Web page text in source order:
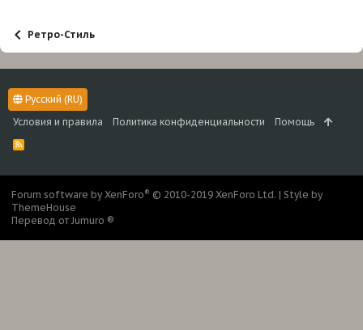
Ретро-Стиль
Русский (RU)
Условия и правила
Политика конфиденциальности Помощь
R
S
Forum software by XenForo® © 2010-2019 XenForo Ltd. | Style by
ThemeHouse
Перевод от Jumuro ®